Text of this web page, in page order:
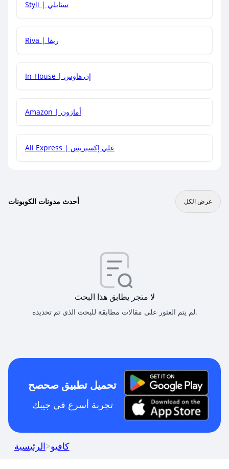
هل يمكنني جمع كود خصم مع العروض الأخرى؟
Styli | ستايلي
Riva | ريفا
In-House | إن هاوس
Amazon | أمازون
Ali Express | علي إكسبريس
أحدث مدونات الكوبونات عرض الكل
لا متجر يطابق هذا البحث
لم يتم العثور على مقالات مطابقة للبحث الذي تم تحديده.
تحميل تطبيق صحصح
تجربة أسرع في جيبك
الرئيسية>كافيو